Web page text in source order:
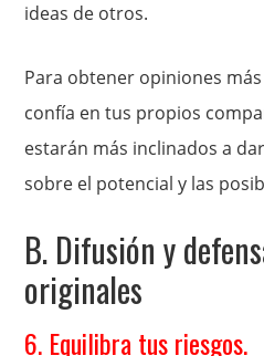
ideas de otros.
Para obtener opiniones
confía en tus propios
estarán más inclinados a
sobre el potencial y las
B. Difusión y
originales
6. Equilibra tus riesgos.